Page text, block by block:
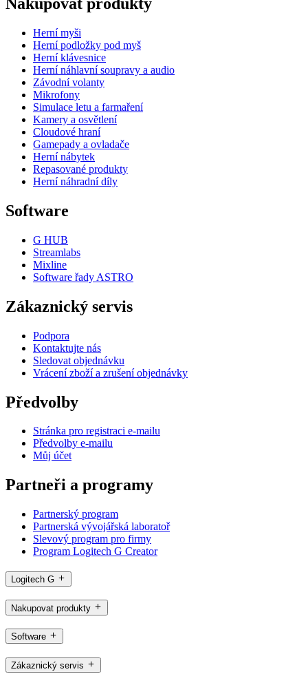
Herní myši
Herní podložky pod myš
Herní klávesnice
Herní náhlavní soupravy a audio
Závodní volanty
Mikrofony
Simulace letu a farmaření
Kamery a osvětlení
Cloudové hraní
Gamepady a ovladače
Herní nábytek
Repasované produkty
Herní náhradní díly
Software
G HUB
Streamlabs
Mixline
Software řady ASTRO
Zákaznický servis
Podpora
Kontaktujte nás
Sledovat objednávku
Vrácení zboží a zrušení objednávky
Předvolby
Stránka pro registraci e-mailu
Předvolby e-mailu
Můj účet
Partneři a programy
Partnerský program
Partnerská vývojářská laboratoř
Slevový program pro firmy
Program Logitech G Creator
Logitech G
Nakupovat produkty
Software
Zákaznický servis